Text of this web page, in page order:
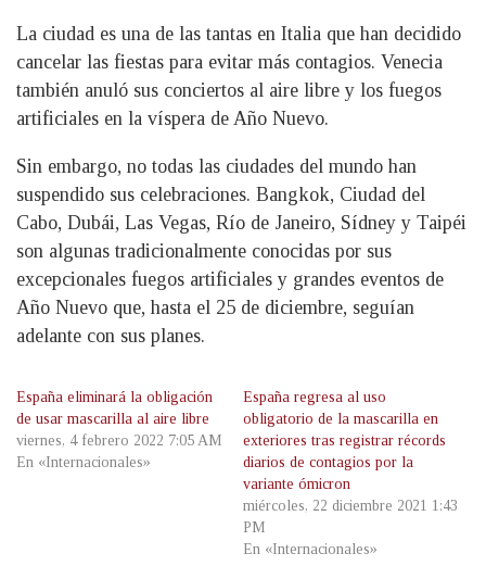
La ciudad es una de las tantas en Italia que han decidido
cancelar las fiestas para evitar más contagios. Venecia
también anuló sus conciertos al aire libre y los fuegos
artificiales en la víspera de Año Nuevo.
Sin embargo, no todas las ciudades del mundo han
suspendido sus celebraciones. Bangkok, Ciudad del
Cabo, Dubái, Las Vegas, Río de Janeiro, Sídney y Taipéi
son algunas tradicionalmente conocidas por sus
excepcionales fuegos artificiales y grandes eventos de
Año Nuevo que, hasta el 25 de diciembre, seguían
adelante con sus planes.
España eliminará la obligación
de usar mascarilla al aire libre
viernes, 4 febrero 2022 7:05 AM
En «Internacionales»
España regresa al uso
obligatorio de la mascarilla en
exteriores tras registrar récords
diarios de contagios por la
variante ómicron
miércoles, 22 diciembre 2021 1:43
PM
En «Internacionales»